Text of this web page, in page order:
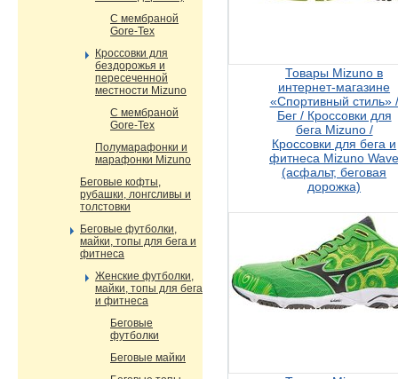
Товары Mizuno в
интернет-магазине
«Спортивный стиль» /
Бег / Кроссовки для
бега Mizuno /
Кроссовки для бега и
фитнеса Mizuno
(асфальт, беговая
дорожка)
С мембраной
Gore-Tex
Кроссовки для
бездорожья и
пересеченной
местности Mizuno
С мембраной
Gore-Tex
Полумарафонки и
марафонки Mizuno
Беговые кофты,
рубашки, лонгсливы и
толстовки
Беговые футболки,
майки, топы для бега и
фитнеса
Женские футболки,
майки, топы для бега
и фитнеса
Беговые
футболки
Беговые майки